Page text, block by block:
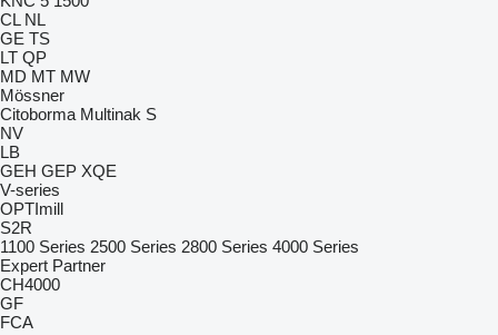
CL NL
GE TS
LT QP
MD MT MW
Mössner
Citoborma Multinak S
NV
LB
GEH GEP XQE
V-series
OPTImill
S2R
1100 Series 2500 Series 2800 Series 4000 Series
Expert Partner
CH4000
GF
FCA